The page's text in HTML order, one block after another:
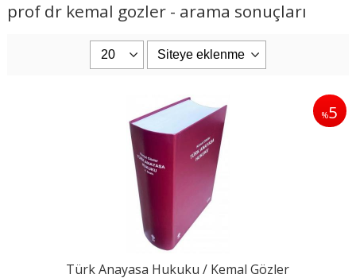
prof dr kemal gozler - arama sonuçları
%5
Türk Anayasa Hukuku / Kemal Gözler